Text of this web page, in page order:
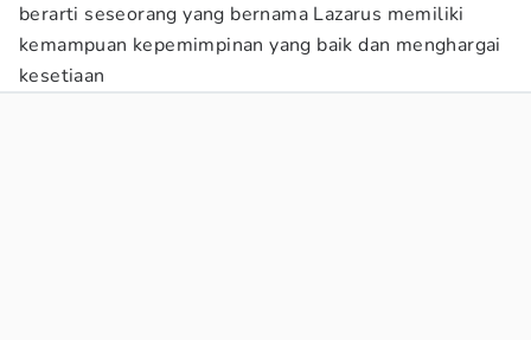
berarti seseorang yang bernama Lazarus memiliki
kemampuan kepemimpinan yang baik dan menghargai
kesetiaan